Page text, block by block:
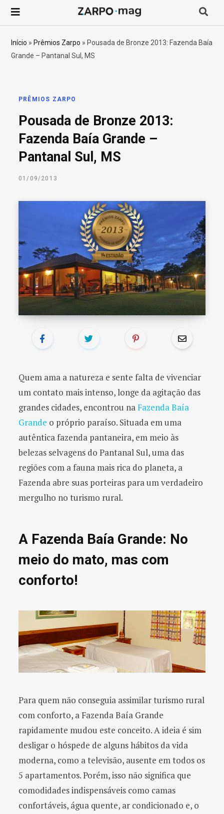
Início » Prêmios Zarpo » Pousada de Bronze 2013: Fazenda Baía
Grande – Pantanal Sul, MS
PRÊMIOS ZARPO
Pousada de Bronze 2013:
Fazenda Baía Grande –
Pantanal Sul, MS
01/09/2013
Quem ama a natureza e sente falta de vivenciar
um contato mais intenso, longe da agitação das
grandes cidades, encontrou naFazenda Baía
Grande o próprio paraíso. Situada em uma
autêntica fazenda pantaneira, em meio às
belezas selvagens do Pantanal Sul, uma das
regiões com a fauna mais rica do planeta, a
Fazenda abre suas porteiras para um verdadeiro
mergulho no turismo rural.
A Fazenda Baía Grande: No
meio do mato, mas com
conforto!
Para quem não conseguia assimilar turismo rural
com conforto, a Fazenda Baía Grande
rapidamente mudou este conceito. A ideia é sim
desligar o hóspede de alguns hábitos da vida
moderna, como a televisão, ausente em todos os
5 apartamentos. Porém, isso não significa que
comodidades indispensáveis como camas
confortáveis, água quente, ar condicionado e, o